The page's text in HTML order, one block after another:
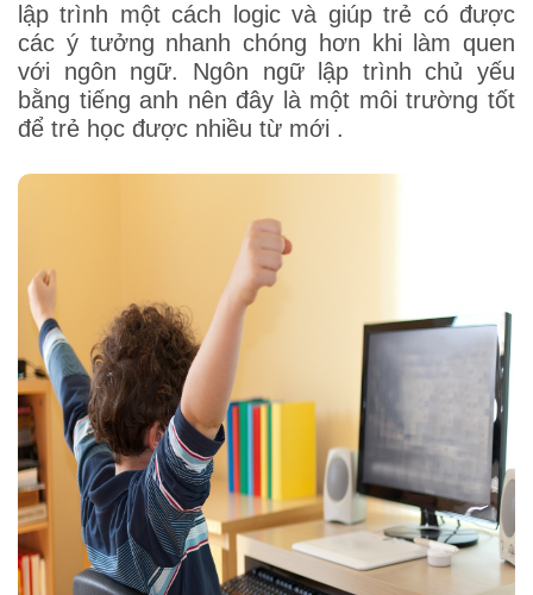
lập trình một cách logic và giúp trẻ có được
các ý tưởng nhanh chóng hơn khi làm quen
với ngôn ngữ. Ngôn ngữ lập trình chủ yếu
bằng tiếng anh nên đây là một môi trường tốt
để trẻ học được nhiều từ mới .